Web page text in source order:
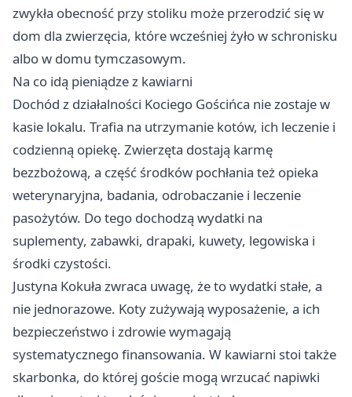
zwykła obecność przy stoliku może przerodzić się w
dom dla zwierzęcia, które wcześniej żyło w schronisku
albo w domu tymczasowym.
Na co idą pieniądze z kawiarni
Dochód z działalności Kociego Gościńca nie zostaje w
kasie lokalu. Trafia na utrzymanie kotów, ich leczenie i
codzienną opiekę. Zwierzęta dostają karmę
bezzbożową, a część środków pochłania też opieka
weterynaryjna, badania, odrobaczanie i leczenie
pasożytów. Do tego dochodzą wydatki na
suplementy, zabawki, drapaki, kuwety, legowiska i
środki czystości.
Justyna Kokuła zwraca uwagę, że to wydatki stałe, a
nie jednorazowe. Koty zużywają wyposażenie, a ich
bezpieczeństwo i zdrowie wymagają
systematycznego finansowania. W kawiarni stoi także
skarbonka, do której goście mogą wrzucać napiwki